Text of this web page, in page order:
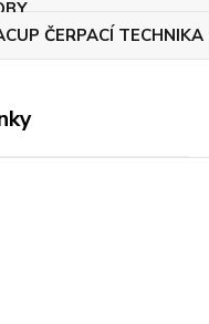
ČERPACÍ TECHNIKA